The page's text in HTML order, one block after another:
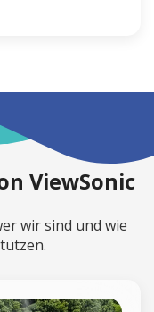
ViewSonic
wir sind und wie